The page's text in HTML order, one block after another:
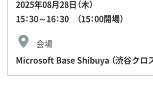
2025年08月28日（木）
15：30～16：30 （15：00開場）
会場
Microsoft Base Shibuya （渋谷クロ